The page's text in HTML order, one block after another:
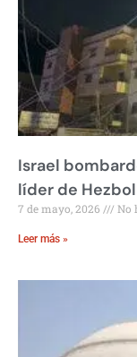
Israel
líder de
7 de mayo, 2026 No
Leer más »